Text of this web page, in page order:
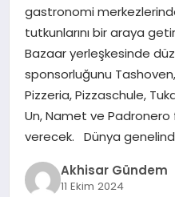
YAŞAM
gastronomi
tutkunlarını bir araya
Bazaar yerleşkesinde
sponsorluğunu
Pizzeria, Pizzaschule,
Un, Namet ve
verecek. Dünya
Akhisar Gündem
11 Ekim 2024